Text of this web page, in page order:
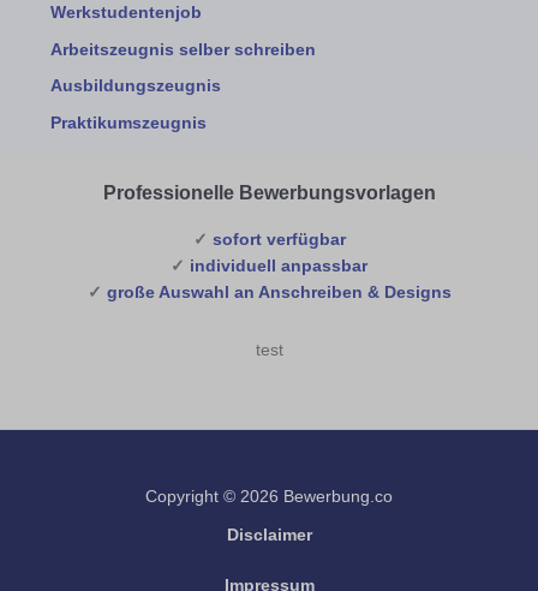
Werkstudentenjob
Arbeitszeugnis selber schreiben
Ausbildungszeugnis
Praktikumszeugnis
Professionelle Bewerbungsvorlagen
✓ sofort verfügbar
✓ individuell anpassbar
✓ große Auswahl an Anschreiben & Designs
test
Copyright © 2026 Bewerbung.co
Disclaimer
Impressum